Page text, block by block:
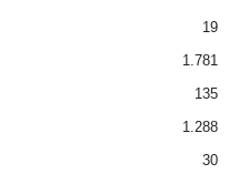
19
1.781
135
1.288
30